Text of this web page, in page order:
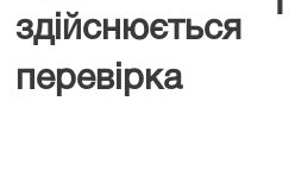
здійснюється
перевірка